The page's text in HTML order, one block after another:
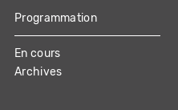
Programmation
En cours
Archives